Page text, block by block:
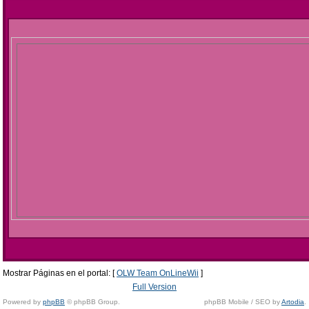
Mostrar Páginas en el portal: [OLW Team OnLineWii ]
Full Version
Powered by phpBB © phpBB Group. phpBB Mobile / SEO byArtodia.